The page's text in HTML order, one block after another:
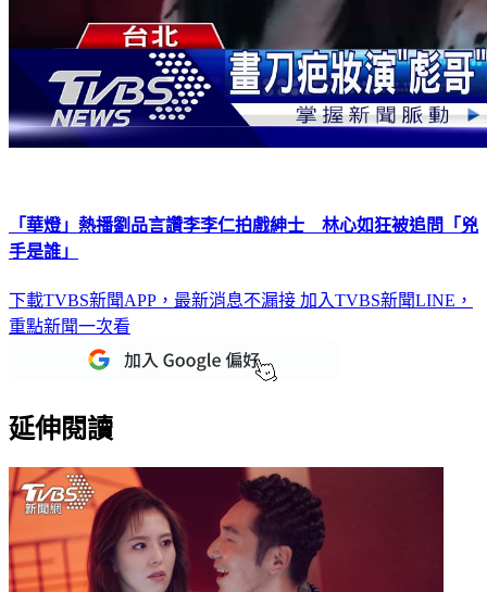
「華燈」熱播劉品言讚李李仁拍戲紳士 林心如狂被追問「兇
手是誰」
下載TVBS新聞APP，最新消息不漏接 加入TVBS新聞LINE，
重點新聞一次看
延伸閱讀